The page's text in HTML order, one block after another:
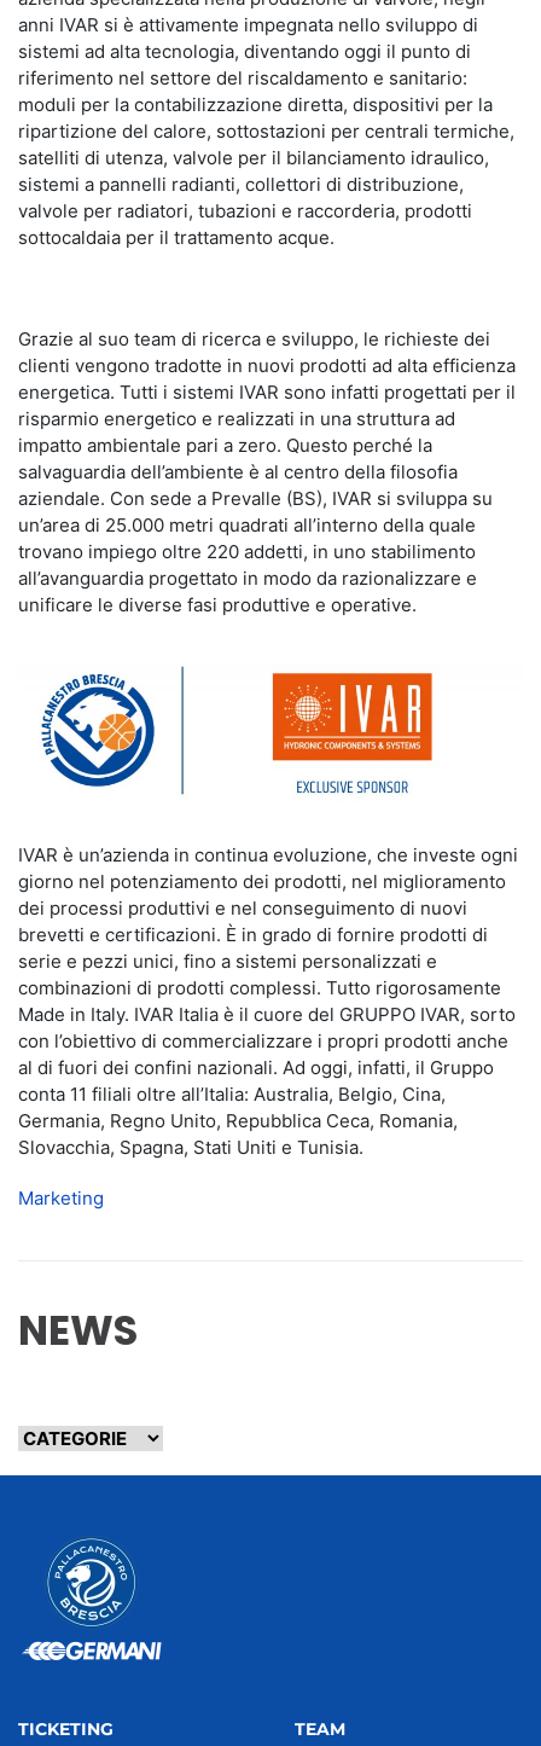
anni IVAR si è attivamente impegnata nello sviluppo di
sistemi ad alta tecnologia, diventando oggi il punto di
riferimento nel settore del riscaldamento e sanitario:
moduli per la contabilizzazione diretta, dispositivi per la
ripartizione del calore, sottostazioni per centrali termiche,
satelliti di utenza, valvole per il bilanciamento idraulico,
sistemi a pannelli radianti, collettori di distribuzione,
valvole per radiatori, tubazioni e raccorderia, prodotti
sottocaldaia per il trattamento acque.
Grazie al suo team di ricerca e sviluppo, le richieste dei
clienti vengono tradotte in nuovi prodotti ad alta efficienza
energetica. Tutti i sistemi IVAR sono infatti progettati per il
risparmio energetico e realizzati in una struttura ad
impatto ambientale pari a zero. Questo perché la
salvaguardia dell’ambiente è al centro della filosofia
aziendale. Con sede a Prevalle (BS), IVAR si sviluppa su
un’area di 25.000 metri quadrati all’interno della quale
trovano impiego oltre 220 addetti, in uno stabilimento
all’avanguardia progettato in modo da razionalizzare e
unificare le diverse fasi produttive e operative.
IVAR è un’azienda in continua evoluzione, che investe ogni
giorno nel potenziamento dei prodotti, nel miglioramento
dei processi produttivi e nel conseguimento di nuovi
brevetti e certificazioni. È in grado di fornire prodotti di
serie e pezzi unici, fino a sistemi personalizzati e
combinazioni di prodotti complessi. Tutto rigorosamente
Made in Italy. IVAR Italia è il cuore del GRUPPO IVAR, sorto
con l’obiettivo di commercializzare i propri prodotti anche
al di fuori dei confini nazionali. Ad oggi, infatti, il Gruppo
conta 11 filiali oltre all’Italia: Australia, Belgio, Cina,
Germania, Regno Unito, Repubblica Ceca, Romania,
Slovacchia, Spagna, Stati Uniti e Tunisia.
Marketing
NEWS
TICKETING TEAM